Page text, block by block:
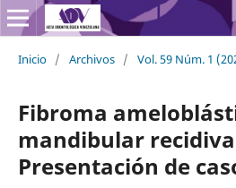
Inicio / Archivos / Vol. 59 Núm. 1
Fibroma
mandibular
Presentación de